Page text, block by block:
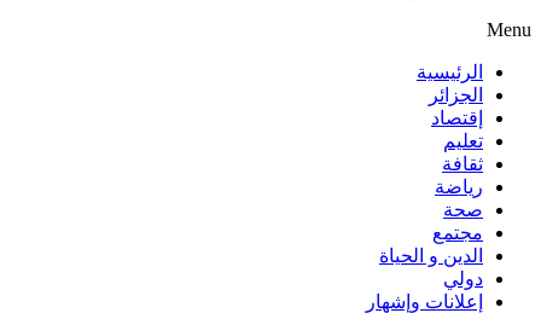
Menu
الرئيسية
الجزائر
إقتصاد
تعليم
ثقافة
رياضة
صحة
مجتمع
الدين و الحياة
دولي
إعلانات وإشهار